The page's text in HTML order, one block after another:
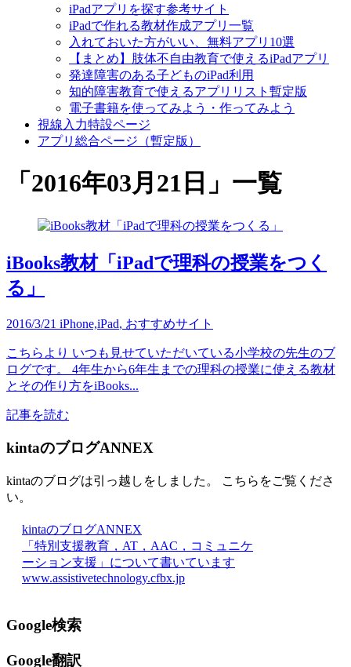
iPadアプリを探す参考サイト
iPadで作れる教材作成アプリ一覧
入れておいた方がいい、無料アプリ10選
【まとめ】肢体不自由教育で使えるiPadアプリ
発達障害のある子どものiPad利用
知的障害教育で使えるアプリリスト暫定版
電子書籍を使ってみよう・作ってみよう
視線入力特設ページ
アプリ総合ページ（暫定版）
「 2016年03月21日 」 一覧
iBooks教材「iPadで理科の授業をつく
る」
2016/3/21 iPhone,iPad, おすすめサイト
こちらより いつも見せていただいている小学校の先生のブ
ログです。 4年生から6年生までの理科の授業に使える教材
とその作り方をiBooks...
記事を読む
kintaのブログANNEX
kintaのブログは引っ越しをしました。 こちらをご覧くださ
い。
kintaのブログANNEX
「特別支援教育，AT，AAC，コミュニケ
ーション支援」について書いています
www.assistivetechnology.cfbx.jp
Google検索
Google翻訳